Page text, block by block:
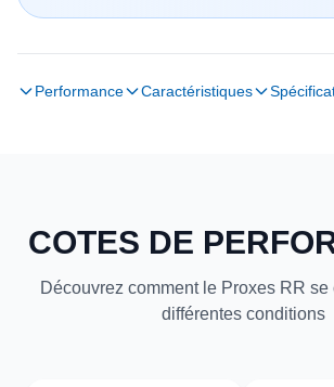
Performance Caractéristiques
COTES DE
Découvrez comment le Proxes RR se
différentes conditions